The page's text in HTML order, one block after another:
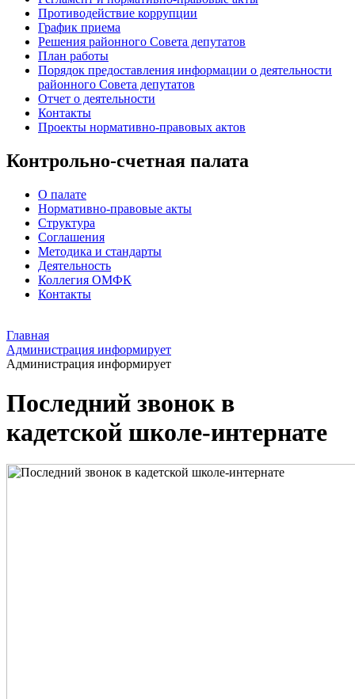
Противодействие коррупции
График приема
Решения районного Совета депутатов
План работы
Порядок предоставления информации о деятельности
районного Совета депутатов
Отчет о деятельности
Контакты
Проекты нормативно-правовых актов
Контрольно-счетная палата
О палате
Нормативно-правовые акты
Структура
Соглашения
Методика и стандарты
Деятельность
Коллегия ОМФК
Контакты
Главная
Администрация информирует
Администрация информирует
Последний звонок в
кадетской школе-интернате